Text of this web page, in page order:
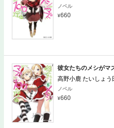
ノベル
660
彼女たちのメシがマ
高野小鹿 たいしょう
ノベル
660